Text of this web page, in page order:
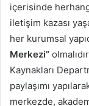
içerisinde
iletişim kazası
her kurumsal
Merkezi”
Kaynakları
paylaşımı
merkezde,